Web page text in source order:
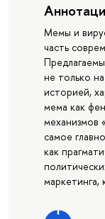
Мемы и
часть
не только
историей,
мема как
механизмов
самое
как
маркетинга,